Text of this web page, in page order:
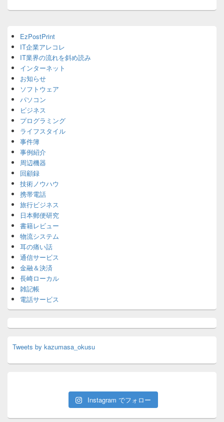
Sidebar
Widget
Area
EzPostPrint
IT企業アレコレ
IT業界の流れを斜め読み
インターネット
お知らせ
ソフトウェア
パソコン
ビジネス
プログラミング
ライフスタイル
事件簿
事例紹介
周辺機器
回顧録
技術ノウハウ
携帯電話
旅行ビジネス
日本郵便研究
書籍レビュー
物流システム
耳の痛い話
通信サービス
金融＆決済
長崎ローカル
雑記帳
電話サービス
Tweets by kazumasa_okusu
Instagram でフォロー